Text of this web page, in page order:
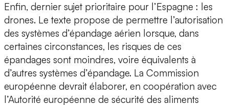
Enfin, dernier sujet prioritaire pour l’Espagne : les
drones. Le texte propose de permettre l’autorisation
des systèmes d’épandage aérien lorsque, dans
certaines circonstances, les risques de ces
épandages sont moindres, voire équivalents à
d’autres systèmes d’épandage. La Commission
européenne devrait élaborer, en coopération avec
l’Autorité européenne de sécurité des aliments